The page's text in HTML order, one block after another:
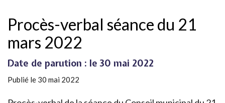
Procès-verbal séance du 21
mars 2022
Date de parution : le 30 mai 2022
Publié le 30 mai 2022